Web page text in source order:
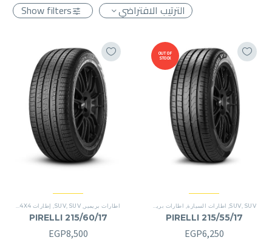
English
Show filters
الترتيب الافتراضي
OUT OF
STOCK
SUV SUV
, اطارات السيارة, اطارات بريمير سينتوراتو P7
PIRELLI 215/55/17
EGP6,250
اطارات بريمير SUV, SUV إطارات 4X4 ,
PIRELLI 215/60/17
EGP8,500